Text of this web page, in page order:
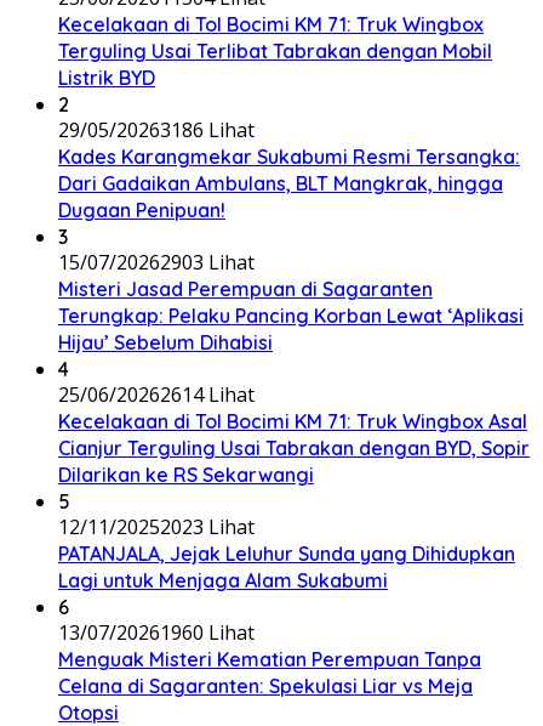
Kecelakaan di Tol Bocimi KM 71: Truk Wingbox
Terguling Usai Terlibat Tabrakan dengan Mobil
Listrik BYD
2
29/05/20263186 Lihat
Kades Karangmekar Sukabumi Resmi Tersangka:
Dari Gadaikan Ambulans, BLT Mangkrak, hingga
Dugaan Penipuan!
3
15/07/20262903 Lihat
Misteri Jasad Perempuan di Sagaranten
Terungkap: Pelaku Pancing Korban Lewat ‘Aplikasi
Hijau’ Sebelum Dihabisi
4
25/06/20262614 Lihat
Kecelakaan di Tol Bocimi KM 71: Truk Wingbox Asal
Cianjur Terguling Usai Tabrakan dengan BYD, Sopir
Dilarikan ke RS Sekarwangi
5
12/11/20252023 Lihat
PATANJALA, Jejak Leluhur Sunda yang Dihidupkan
Lagi untuk Menjaga Alam Sukabumi
6
13/07/20261960 Lihat
Menguak Misteri Kematian Perempuan Tanpa
Celana di Sagaranten: Spekulasi Liar vs Meja
Otopsi